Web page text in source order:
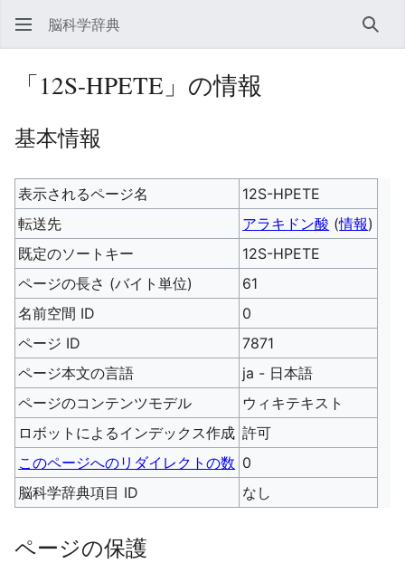
脳科学辞典 検索
「12S-HPETE」の情報
基本情報
表示されるページ名
12S-HPETE
転送先
アラキドン酸 (情報)
既定のソートキー
12S-HPETE
ページの長さ (バイト単位)
61
名前空間 ID
0
ページ ID
7871
ページ本文の言語
ja - 日本語
ページのコンテンツモデル
ウィキテキスト
ロボットによるインデックス作成 許可
このページへのリダイレクトの数 0
脳科学辞典項目 ID
なし
ページの保護